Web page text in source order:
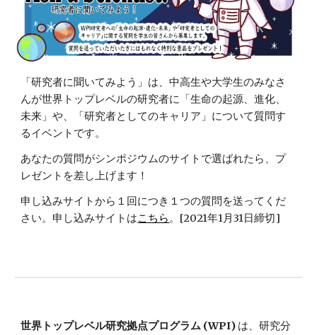
「研究者に聞いてみよう」は、中高生や大学生のみなさ
んが世界トップレベルの研究者に「生命の起源、進化、
未来」や、「研究者としてのキャリア」について質問す
るイベントです。
あなたの質問がシンポジウムのサイトで選ばれたら、プ
レゼントを差し上げます！
申し込みサイトから１回につき１つの質問を送ってくだ
さい。申し込みサイトはこちら。[2021年1月31日締切]
世界トップレベル研究拠点プログラム (WPI) は、研究分